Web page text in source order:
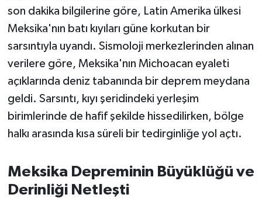
son dakika bilgilerine göre, Latin Amerika ülkesi
Meksika'nın batı kıyıları güne korkutan bir
sarsıntıyla uyandı. Sismoloji merkezlerinden alınan
verilere göre, Meksika'nın Michoacan eyaleti
açıklarında deniz tabanında bir deprem meydana
geldi. Sarsıntı, kıyı şeridindeki yerleşim
birimlerinde de hafif şekilde hissedilirken, bölge
halkı arasında kısa süreli bir tedirginliğe yol açtı.
Meksika Depreminin Büyüklüğü ve
Derinliği Netleşti
KÜLTÜR-SANAT
MAGAZİN
MANŞET
Manyas
Resmi İlanlar